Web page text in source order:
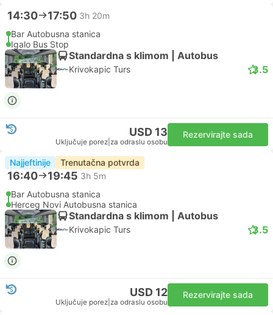
14:30 17:50 3h 20m
Bar Autobusna stanica
Igalo Bus Stop
Standardna s klimom | Autobus
Krivokapic Turs 3.5
USD 13
Uključuje porez za odraslu osobu
Rezervirajte sada
Najjeftinije Trenutačna potvrda
16:40 19:45 3h 5m
Bar Autobusna stanica
Herceg Novi Autobusna stanica
Standardna s klimom | Autobus
Krivokapic Turs 3.5
USD 12
Uključuje porez za odraslu osobu
Rezervirajte sada